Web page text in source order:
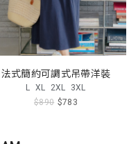
法式簡約可調式吊帶洋裝
L XL 2XL 3XL
$890 $783